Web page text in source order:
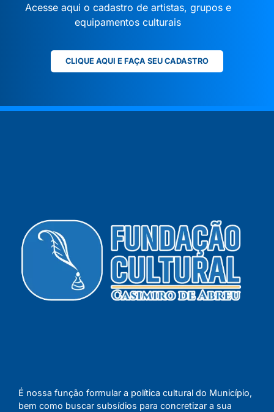
Acesse aqui o cadastro de artistas, grupos e
equipamentos culturais
CLIQUE AQUI E FAÇA SEU CADASTRO
É nossa função formular a política cultural do Município,
bem como buscar subsídios para concretizar a sua